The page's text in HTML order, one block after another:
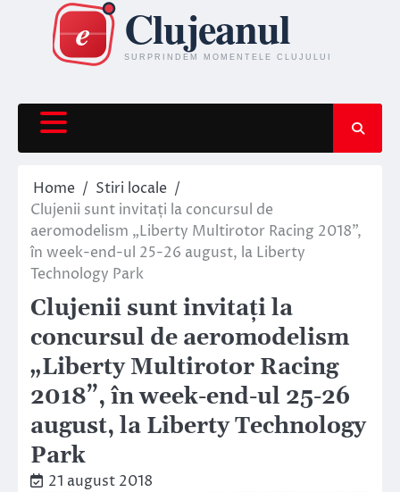
content
Home
Stiri locale
Clujenii sunt invitați la concursul de
aeromodelism „Liberty Multirotor Racing 2018”,
în week-end-ul 25-26 august, la Liberty
Technology Park
Clujenii sunt invitați la
concursul de aeromodelism
„Liberty Multirotor Racing
2018”, în week-end-ul 25-26
august, la Liberty Technology
Park
21 august 2018